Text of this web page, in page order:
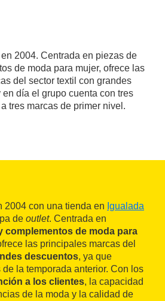
2004. Centrada en piezas de
de moda para mujer, ofrece las
del sector textil con grandes
día el grupo cuenta con tres
tres marcas de primer nivel.
2004 con una tienda en Igualada
de outlet. Centrada en
complementos de moda para
las principales marcas del
descuentos, ya que
la temporada anterior. Con los
a los clientes, la capacidad
de la moda y la calidad de